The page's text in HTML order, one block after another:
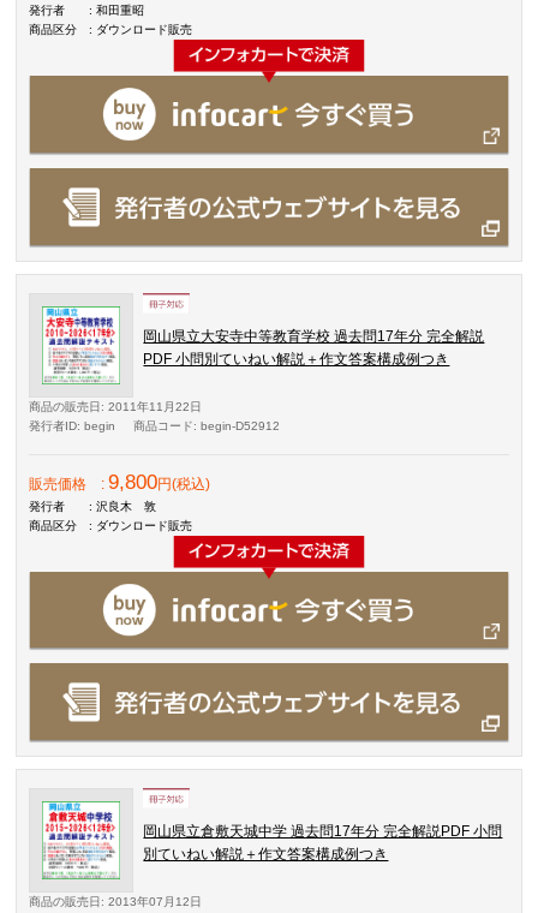
発行者
: 和田重昭
商品区分
: ダウンロード販売
岡山県立大安寺中等教育学校 過去問17年分 完全解説
PDF 小問別ていねい解説＋作文答案構成例つき
商品の販売日 : 2011年11月22日
発行者ID: begin 商品コード: begin-D52912
販売価格 :9,800円(税込)
発行者
: 沢良木 敦
商品区分
: ダウンロード販売
岡山県立倉敷天城中学 過去問17年分 完全解説PDF 小問
別ていねい解説＋作文答案構成例つき
商品の販売日 : 2013年07月12日